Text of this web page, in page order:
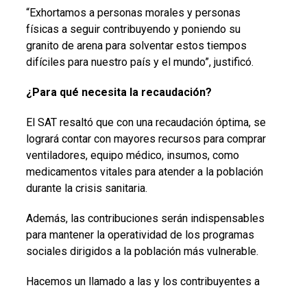
“Exhortamos a personas morales y personas
físicas a seguir contribuyendo y poniendo su
granito de arena para solventar estos tiempos
difíciles para nuestro país y el mundo”, justificó.
¿Para qué necesita la recaudación?
El SAT resaltó que con una recaudación óptima, se
logrará contar con mayores recursos para comprar
ventiladores, equipo médico, insumos, como
medicamentos vitales para atender a la población
durante la crisis sanitaria.
Además, las contribuciones serán indispensables
para mantener la operatividad de los programas
sociales dirigidos a la población más vulnerable.
Hacemos un llamado a las y los contribuyentes a